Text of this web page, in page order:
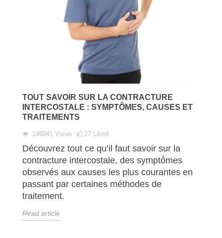
TOUT SAVOIR SUR LA CONTRACTURE
INTERCOSTALE : SYMPTÔMES, CAUSES ET
TRAITEMENTS
146041 Views 27 Liked
Découvrez tout ce qu’il faut savoir sur la
contracture intercostale, des symptômes
observés aux causes les plus courantes en
passant par certaines méthodes de
traitement.
Read article